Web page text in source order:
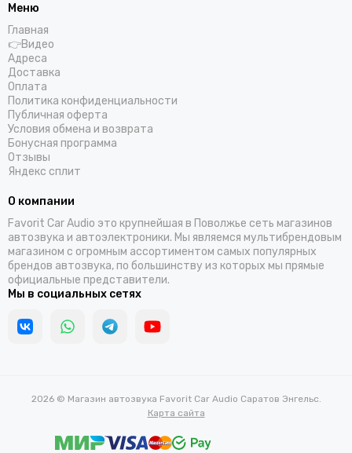
Меню
Главная
👉Видео
Адреса
Доставка
Оплата
Политика конфиденциальности
Публичная оферта
Условия обмена и возврата
Бонусная программа
Отзывы
Яндекс сплит
О компании
Favorit Car Audio это крупнейшая в Поволжье сеть магазинов
автозвука и автоэлектроники. Мы являемся мультибрендовым
магазином с огромным ассортиментом самых популярных
брендов автозвука, по большинству из которых мы прямые
официальные представители.
Мы в социальных сетях
2026 © Магазин автозвука Favorit Car Audio Саратов Энгельс.
Карта сайта